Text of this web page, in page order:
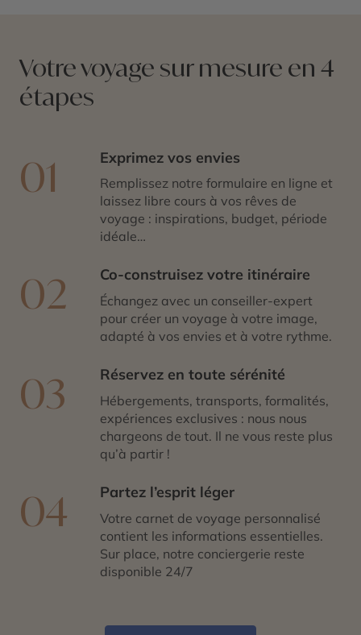
initiatique qui vous transporte et vous transforme. Entre
fêtes aux mille couleurs et rencontres inoubliables,
entre paysages extrêmes et monuments somptueux,
entre saveurs orientales et traditions ancestrales, vous
conseils de nos experts Himalaya et Inde de Cercle des
Voyages, afin de conserver un souvenir impérissable de
votre périple.
Votre voyage sur mesure en 4
étapes
01 Exprimez vos envies
Remplissez notre formulaire en ligne et
laissez libre cours à vos rêves de
voyage : inspirations, budget, période
idéale…
02 Co-construisez votre itinéraire
Échangez avec un conseiller-expert
pour créer un voyage à votre image,
adapté à vos envies et à votre rythme.
03 Réservez en toute sérénité
Hébergements, transports, formalités,
expériences exclusives : nous nous
chargeons de tout. Il ne vous reste plus
qu’à partir !
04 Partez l’esprit léger
Votre carnet de voyage personnalisé
contient les informations essentielles.
Sur place, notre conciergerie reste
disponible 24/7